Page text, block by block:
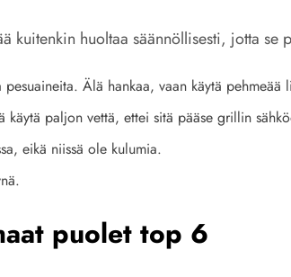
huoltaa säännöllisesti, jotta se
Älä hankaa, vaan käytä pehmeää
paljon vettä, ettei sitä pääse grillin
eikä niissä ole kulumia.
puolet top 6